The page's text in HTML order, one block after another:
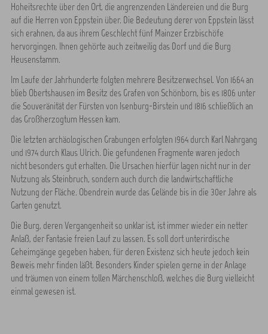
Hoheitsrechte über den Ort, die angrenzenden Ländereien und die Burg
auf die Herren von Eppstein über. Die Bedeutung derer von Eppstein lässt
sich erahnen, da aus ihrem Geschlecht fünf Mainzer Erzbischöfe
hervorgingen. Ihnen gehörte auch zeitweilig das Dorf und die Burg
Heusenstamm.
Im Laufe der Jahrhunderte folgten mehrere Besitzerwechsel. Von 1664 an
blieb Obertshausen im Besitz des Grafen von Schönborn, bis es 1806 unter
die Souveränität der Fürsten von Isenburg-Birstein und 1816 schließlich an
das Großherzogtum Hessen kam.
Die letzten archäologischen Grabungen erfolgten 1964 durch Karl Nahrgang
und 1974 durch Klaus Ulrich. Die gefundenen Fragmente waren jedoch
nicht besonders gut erhalten. Die Ursachen hierfür lagen nicht nur in der
Nutzung als Steinbruch, sondern auch durch die landwirtschaftliche
Nutzung der Fläche. Obendrein wurde das Gelände bis in die 30er Jahre als
Garten genutzt.
Die Burg, deren Vergangenheit so unklar ist, ist immer wieder ein netter
Anlaß, der Fantasie freien Lauf zu lassen. Es soll dort unterirdische
Geheimgänge gegeben haben, für deren Existenz sich heute jedoch kein
Beweis mehr finden läßt. Besonders Kinder spielen gerne in der Anlage
und träumen von einem tollen Märchenschloß, welches die Burg vielleicht
einmal gewesen ist.